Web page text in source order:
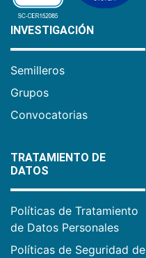
INVESTIGACIÓN
Semilleros
Grupos
Convocatorias
TRATAMIENTO DE
DATOS
Políticas de Tratamiento
de Datos Personales
Políticas de Seguridad de